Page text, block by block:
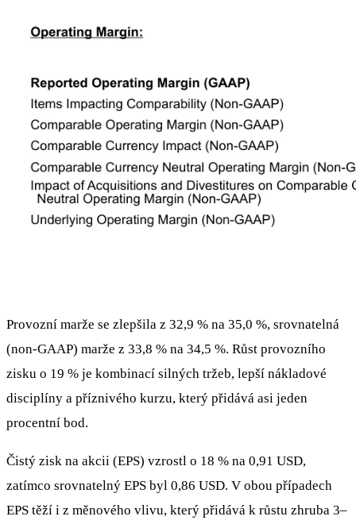
Provozní marže se zlepšila z 32,9 % na 35,0 %, srovnatelná
(non‑GAAP) marže z 33,8 % na 34,5 %. Růst provozního
zisku o 19 % je kombinací silných tržeb, lepší nákladové
disciplíny a příznivého kurzu, který přidává asi jeden
procentní bod.
Čistý zisk na akcii (EPS) vzrostl o 18 % na 0,91 USD,
zatímco srovnatelný EPS byl 0,86 USD. V obou případech
EPS těží i z měnového vlivu, který přidává k růstu zhruba 3–